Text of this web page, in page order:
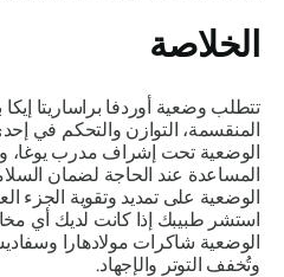
الخلاصة
تتطلب وضعية أوردفا براساريتا إيكا
المنقسمة، التوازن والتحكم في
الوضعية تحت إشراف مدرب يوغا،
المساعدة عند الحاجة لضمان
الوضعية على تمديد وتقوية الجزء
استشر طبيبك إذا كانت لديك أي
الوضعية شاكرات مولادهارا
وتُخفف التوتر والإجهاد.